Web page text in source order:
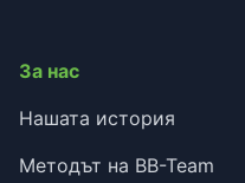
За нас
Нашата история
Методът на BB-Team